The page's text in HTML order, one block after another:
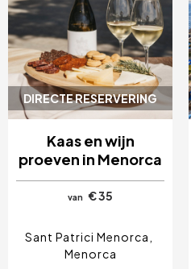
DIRECTE RESERVERING
Kaas en wijn
proeven in Menorca
van € 35
Sant Patrici Menorca
Menorca